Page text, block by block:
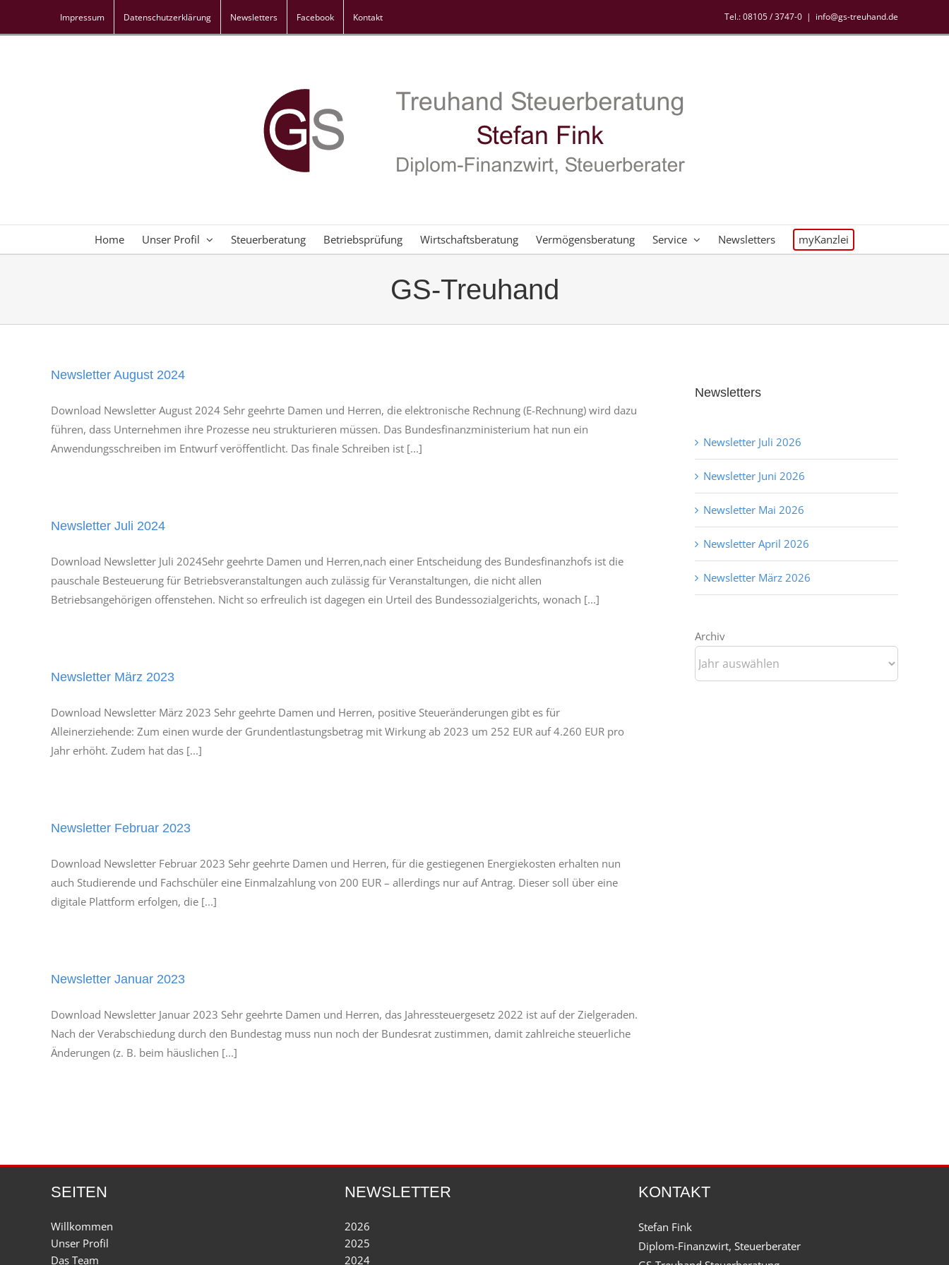
Impressum Datenschutz­erklärung Newsletters Facebook Kontakt Tel.:08105 / 3747-0 | info@gs-treuhand.de
Home Unser Profil Steuerberatung Betriebsprüfung Wirtschaftsberatung Vermögensberatung Service Newsletters myKanzlei
GS-Treuhand
Newsletter August 2024
Download Newsletter August 2024 Sehr geehrte Damen und Herren, die elektronische Rechnung (E-Rechnung) wird dazu
führen, dass Unternehmen ihre Prozesse neu strukturieren müssen. Das Bundesfinanzministerium hat nun ein
Anwendungsschreiben im Entwurf veröffentlicht. Das finale Schreiben ist [...]
Newsletter Juli 2024
Download Newsletter Juli 2024Sehr geehrte Damen und Herren,nach einer Entscheidung des Bundesfinanzhofs ist die
pauschale Besteuerung für Betriebsveranstaltungen auch zulässig für Veranstaltungen, die nicht allen
Betriebsangehörigen offenstehen. Nicht so erfreulich ist dagegen ein Urteil des Bundessozialgerichts, wonach [...]
Newsletter März 2023
Download Newsletter März 2023 Sehr geehrte Damen und Herren, positive Steueränderungen gibt es für
Alleinerziehende: Zum einen wurde der Grundentlastungsbetrag mit Wirkung ab 2023 um 252 EUR auf 4.260 EUR pro
Jahr erhöht. Zudem hat das [...]
Newsletter Februar 2023
Download Newsletter Februar 2023 Sehr geehrte Damen und Herren, für die gestiegenen Energiekosten erhalten nun
auch Studierende und Fachschüler eine Einmalzahlung von 200 EUR – allerdings nur auf Antrag. Dieser soll über eine
digitale Plattform erfolgen, die [...]
Newsletter Januar 2023
Download Newsletter Januar 2023 Sehr geehrte Damen und Herren, das Jahressteuergesetz 2022 ist auf der Zielgeraden.
Nach der Verabschiedung durch den Bundestag muss nun noch der Bundesrat zustimmen, damit zahlreiche steuerliche
Änderungen (z. B. beim häuslichen [...]
Newsletters
Newsletter Juli 2026
Newsletter Juni 2026
Newsletter Mai 2026
Newsletter April 2026
Newsletter März 2026
Archiv
SEITEN
Willkommen
Unser Profil
Das Team
NEWSLETTER
2026
2025
2024
KONTAKT
Stefan Fink
Diplom-Finanzwirt, Steuerberater